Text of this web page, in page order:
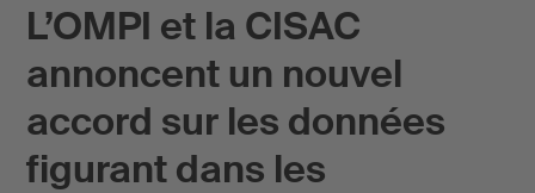
L’OMPI et la CISAC
annoncent un nouvel
accord sur les données
figurant dans les